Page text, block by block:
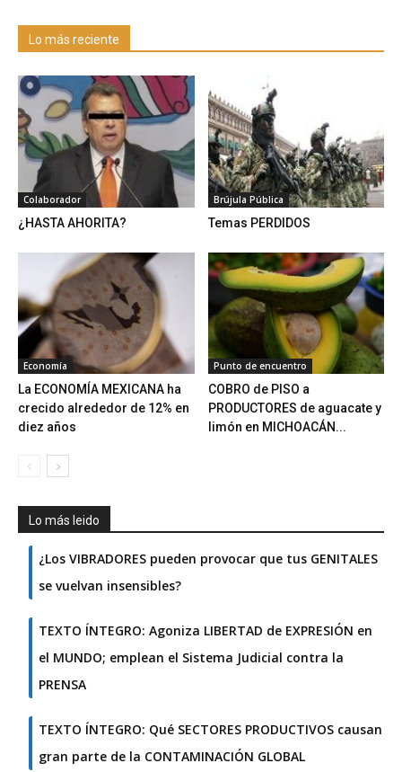
Lo más reciente
Colaborador
¿HASTA AHORITA?
Brújula Pública
Temas PERDIDOS
Economía
La ECONOMÍA MEXICANA ha
crecido alrededor de 12% en
diez años
Punto de encuentro
COBRO de PISO a
PRODUCTORES de aguacate y
limón en MICHOACÁN...
Lo más leido
¿Los VIBRADORES pueden provocar que tus GENITALES
se vuelvan insensibles?
TEXTO ÍNTEGRO: Agoniza LIBERTAD de EXPRESIÓN en
el MUNDO; emplean el Sistema Judicial contra la
PRENSA
TEXTO ÍNTEGRO: Qué SECTORES PRODUCTIVOS causan
gran parte de la CONTAMINACIÓN GLOBAL